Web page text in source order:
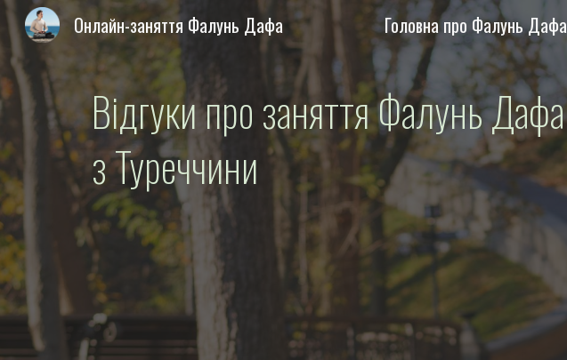
Skip to main content
Онлайн-заняття Фалунь Дафа Головна про Фалунь Дафа
Відгуки про заняття Фалунь Дафа
з Туреччини